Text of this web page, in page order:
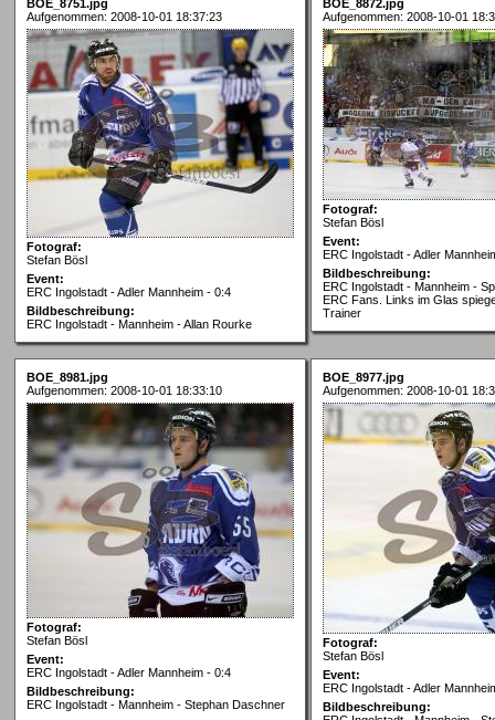
BOE_8751.jpg
Aufgenommen: 2008-10-01 18:37:23
Fotograf:
Stefan Bösl
Event:
ERC Ingolstadt - Adler Mannheim - 0:4
Bildbeschreibung:
ERC Ingolstadt - Mannheim - Allan Rourke
BOE_8872.jpg
Aufgenommen: 2008-10-01
Fotograf:
Stefan Bösl
Event:
ERC Ingolstadt - Adler
Bildbeschreibung:
ERC Ingolstadt - Mannheim -
ERC Fans. Links im Glas
Trainer
BOE_8981.jpg
Aufgenommen: 2008-10-01 18:33:10
Fotograf:
Stefan Bösl
Event:
ERC Ingolstadt - Adler Mannheim - 0:4
Bildbeschreibung:
ERC Ingolstadt - Mannheim - Stephan Daschner
BOE_8977.jpg
Aufgenommen: 2008-10-01
Fotograf:
Stefan Bösl
Event:
ERC Ingolstadt - Adler
Bildbeschreibung: